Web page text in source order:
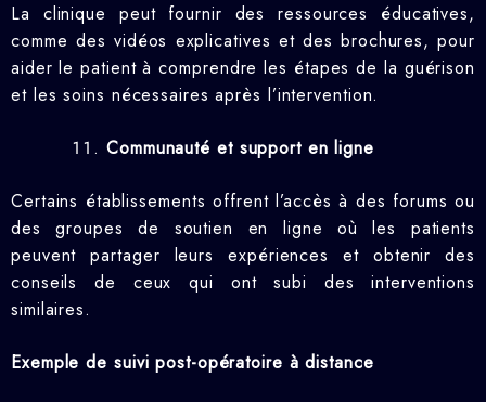
La clinique peut fournir des ressources éducatives,
comme des vidéos explicatives et des brochures, pour
aider le patient à comprendre les étapes de la guérison
et les soins nécessaires après l’intervention.
Communauté et support en ligne
Certains établissements offrent l’accès à des forums ou
des groupes de soutien en ligne où les patients
peuvent partager leurs expériences et obtenir des
conseils de ceux qui ont subi des interventions
similaires.
Exemple de suivi post-opératoire à distance